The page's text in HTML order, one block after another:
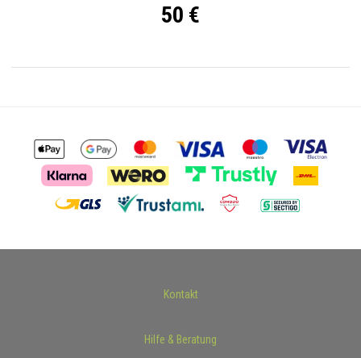
50 €
Kontakt
Hilfe & Beratung